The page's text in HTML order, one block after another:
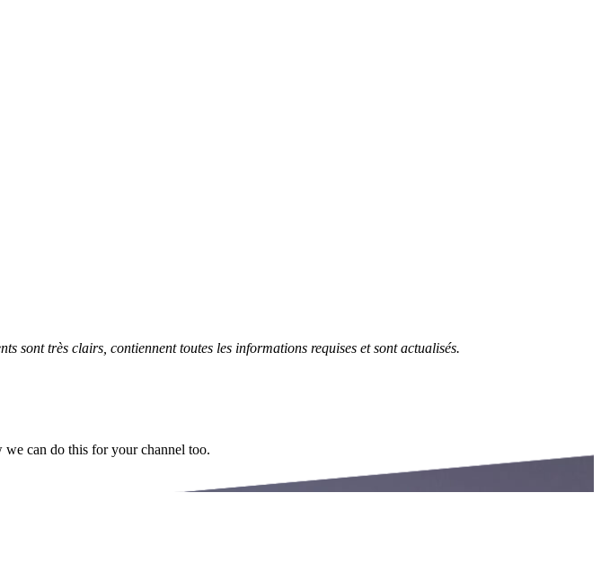
sont très clairs, contiennent toutes les informations requises et sont actualisés.
can do this for your channel too.